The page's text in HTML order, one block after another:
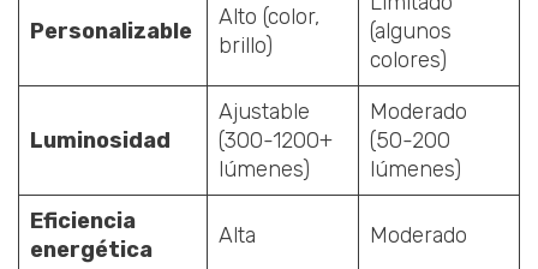
Personalizable
Alto (color,
brillo)
(algunos
colores)
Luminosidad
Ajustable
(300-1200+
lúmenes)
Moderado
(50-200
lúmenes)
Eficiencia
energética
Alta Moderado